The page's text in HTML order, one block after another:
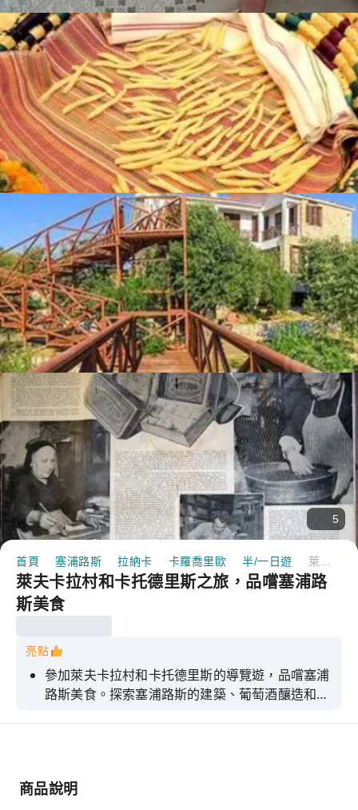
5
首頁 塞浦路斯 拉納卡 卡羅喬里歐 半/一日遊
萊夫卡拉村和卡托德里斯之旅，品嚐塞浦路
斯美食
亮點
參加萊夫卡拉村和卡托德里斯的導覽遊，品嚐塞浦
路斯美食。探索塞浦路斯的建築、葡萄酒釀造和橄
商品說明